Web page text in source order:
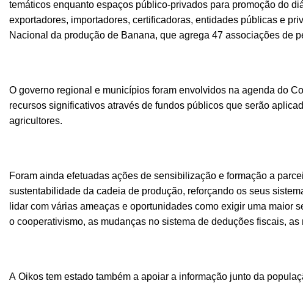
temáticos enquanto espaços público-privados para promoção do
exportadores, importadores, certificadoras, entidades públicas e
Nacional da produção de Banana, que agrega 47 associações de
O governo regional e municípios foram envolvidos na agenda do
recursos significativos através de fundos públicos que serão
agricultores.
Foram ainda efetuadas ações de sensibilização e formação a
sustentabilidade da cadeia de produção, reforçando os seus
lidar com várias ameaças e oportunidades como exigir uma
o cooperativismo, as mudanças no sistema de deduções fiscais,
A Oikos tem estado também a apoiar a informação junto da